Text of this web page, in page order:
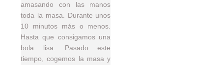
amasando con las manos
toda la masa. Durante unos
10 minutos más o menos.
Hasta que consigamos una
bola lisa. Pasado este
tiempo, cogemos la masa y